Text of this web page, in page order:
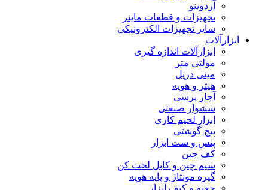
آردوینو
تجهیزات و قطعات ماینر
سایر تجهیزات الکترونیکی
ابزارآلات
ابزارآلات اندازه گیری
مولتی متر
مینی دریل
هیتر و هویه
آچار پرسی
سشوار صنعتی
ابزار لحیم کاری
پیچ گوشتی
پنس و ست ابزار
کف چین
سیم چین و کابل لخت کن
گیره مونتاژ و پایه هویه
جعبه و کیف ابزار